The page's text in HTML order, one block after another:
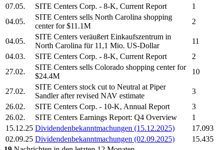
07.05.
SITE Centers Corp. - 8-K, Current Report
1
04.05.
SITE Centers sells North Carolina shopping
center for $11.1M
2
04.05.
SITE Centers veräußert Einkaufszentrum in
North Carolina für 11,1 Mio. US-Dollar
11
04.03.
SITE Centers Corp. - 8-K, Current Report
2
27.02.
SITE Centers sells Colorado shopping center for
$24.4M
10
27.02.
SITE Centers stock cut to Neutral at Piper
Sandler after revised NAV estimate
3
26.02.
SITE Centers Corp. - 10-K, Annual Report
3
26.02.
SITE Centers Earnings Report: Q4 Overview
1
15.12.25 Dividendenbekanntmachungen (15.12.2025)
17.093
02.09.25 Dividendenbekanntmachungen (02.09.2025)
15.435